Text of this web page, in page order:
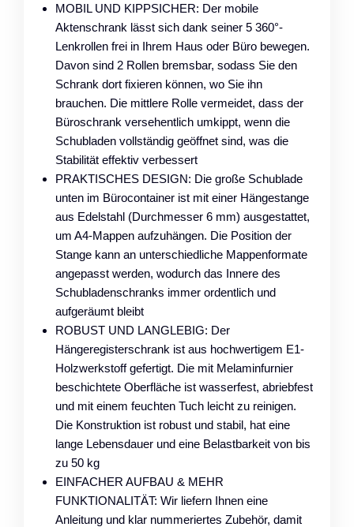
MOBIL UND KIPPSICHER: Der mobile
Aktenschrank lässt sich dank seiner 5 360°-
Lenkrollen frei in Ihrem Haus oder Büro bewegen.
Davon sind 2 Rollen bremsbar, sodass Sie den
Schrank dort fixieren können, wo Sie ihn
brauchen. Die mittlere Rolle vermeidet, dass der
Büroschrank versehentlich umkippt, wenn die
Schubladen vollständig geöffnet sind, was die
Stabilität effektiv verbessert
PRAKTISCHES DESIGN: Die große Schublade
unten im Bürocontainer ist mit einer Hängestange
aus Edelstahl (Durchmesser 6 mm) ausgestattet,
um A4-Mappen aufzuhängen. Die Position der
Stange kann an unterschiedliche Mappenformate
angepasst werden, wodurch das Innere des
Schubladenschranks immer ordentlich und
aufgeräumt bleibt
ROBUST UND LANGLEBIG: Der
Hängeregisterschrank ist aus hochwertigem E1-
Holzwerkstoff gefertigt. Die mit Melaminfurnier
beschichtete Oberfläche ist wasserfest, abriebfest
und mit einem feuchten Tuch leicht zu reinigen.
Die Konstruktion ist robust und stabil, hat eine
lange Lebensdauer und eine Belastbarkeit von bis
zu 50 kg
EINFACHER AUFBAU & MEHR
FUNKTIONALITÄT: Wir liefern Ihnen eine
Anleitung und klar nummeriertes Zubehör, damit